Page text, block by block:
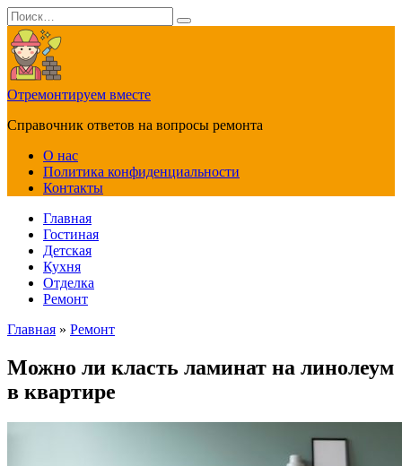
Перейти
к
содержанию
Search
for:
Отремонтируем вместе
Справочник ответов на вопросы ремонта
О нас
Политика конфиденциальности
Контакты
Главная
Гостиная
Детская
Кухня
Отделка
Ремонт
Главная » Ремонт
Можно ли класть ламинат на линолеум
в квартире